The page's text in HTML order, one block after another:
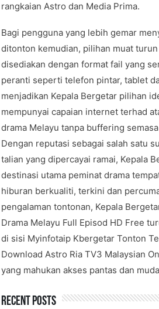
rangkaian Astro dan Media Prima.
Bagi pengguna yang lebih gemar
ditonton kemudian, pilihan muat
disediakan dengan format fail yang
peranti seperti telefon pintar, tablet
menjadikan Kepala Bergetar pilihan
mempunyai capaian internet terhad
drama Melayu tanpa buffering
Dengan reputasi sebagai salah satu
talian yang dipercayai ramai, Kepala
destinasi utama peminat drama
hiburan berkualiti, terkini dan
pengalaman tontonan, Kepala
Drama Melayu Full Episod HD Free
di sisi Myinfotaip Kbergetar Tonton
Download Astro Ria TV3 Malaysian
yang mahukan akses pantas dan
Recent Posts